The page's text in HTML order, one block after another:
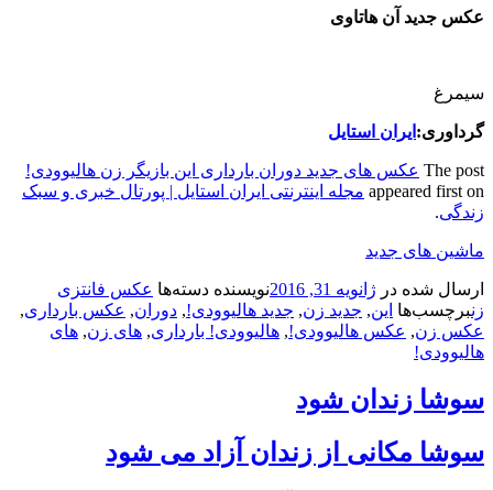
عکس جدید آن هاتاوی
سیمرغ
گرداوری: ایران استایل
The post عکس های جدید دوران بارداری این بازیگر زن هالیوودی!
appeared first on مجله اینترنتی ایران استایل | پورتال خبری و سبک
زندگی.
ماشین های جدید
ارسال شده در ژانویه 31, 2016 نویسنده دسته‌ها عکس فانتزی
زنبرچسب‌ها این, جدید زن, جدید هالیوودی!, دوران, عکس بارداری,
عکس زن, عکس هالیوودی!, هالیوودی! بارداری, های زن, های
هالیوودی!
سوشا زندان شود
سوشا مکانی از زندان آزاد می شود